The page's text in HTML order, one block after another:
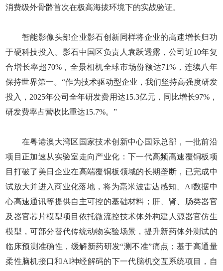
消费级外骨骼首次在极高海拔环境下的实战验证。
智能影像头部企业影石创新同样将企业的高速增长归功
于硬科技投入。影石中国区负责人袁跃透露，公司近10年复
合增长率超70%，全景相机全球市场份额达71%，连续八年
保持世界第一。“作为技术驱动型企业，我们坚持高强度研发
投入，2025年公司全年研发费用达15.3亿元，同比增长97%，
研发费率占营收比重达15.7%。”
在粤港澳大湾区国家技术创新中心国际总部，一批前沿
项目正加速从实验室走向产业化：下一代高频高速覆铜板项
目打破了美日企业在高端覆铜板领域的长期垄断，已完成中
试放大并进入商业化落地，将为毫米波雷达感知、AI数据中
心高速通讯等提供自主可控的基础材料；肝、肾、肠类器官
及器官芯片模型项目依托微流控技术体外构建人源器官仿生
模型，可部分替代传统动物实验场景，提升新药体外测试的
临床预测准确性，缓解新药研发“测不准”痛点；基于高通量
柔性脑机接口和AI神经解码的下一代脑机交互系统项目，自